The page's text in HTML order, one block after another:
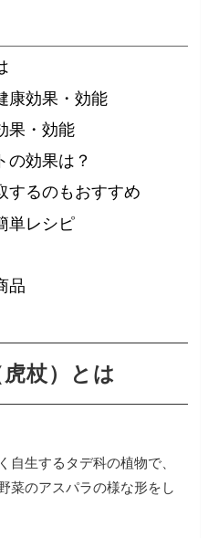
康効果・効能
果・効能
の効果は？
するのもおすすめ
単レシピ
品
杖）とは
自生するタデ科の植物で、
菜のアスパラの様な形をし